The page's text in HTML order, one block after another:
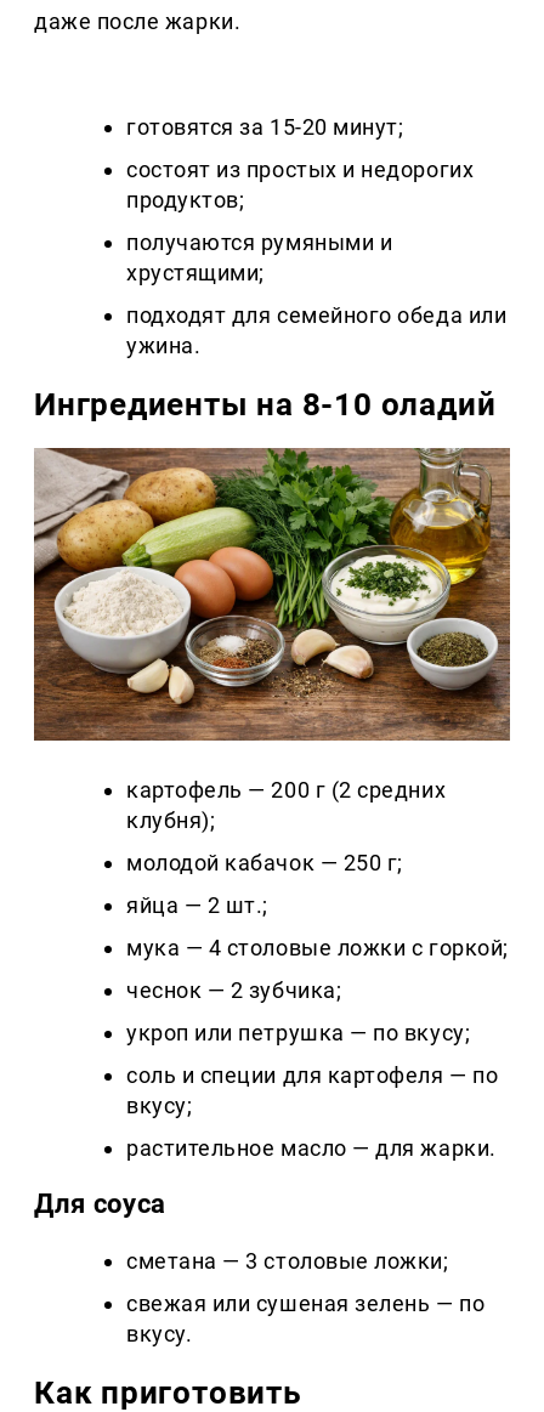
даже после жарки.
готовятся за 15-20 минут;
состоят из простых и недорогих
продуктов;
получаются румяными и
хрустящими;
подходят для семейного обеда или
ужина.
Ингредиенты на 8-10 оладий
картофель — 200 г (2 средних
клубня);
молодой кабачок — 250 г;
яйца — 2 шт.;
мука — 4 столовые ложки с горкой;
чеснок — 2 зубчика;
укроп или петрушка — по вкусу;
соль и специи для картофеля — по
вкусу;
растительное масло — для жарки.
Для соуса
сметана — 3 столовые ложки;
свежая или сушеная зелень — по
вкусу.
Как приготовить